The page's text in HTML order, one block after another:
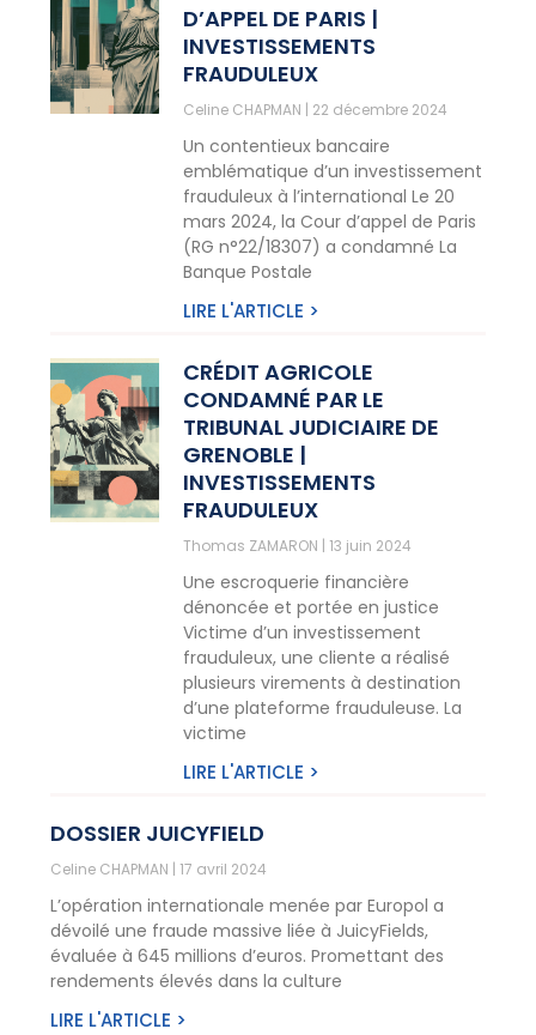
D’APPEL DE PARIS |
INVESTISSEMENTS
FRAUDULEUX
Celine CHAPMAN 22 décembre 2024
Un contentieux bancaire
emblématique d’un investissement
frauduleux à l’international Le 20
mars 2024, la Cour d’appel de Paris
(RG n°22/18307) a condamné La
Banque Postale
LIRE L'ARTICLE >
CRÉDIT AGRICOLE
CONDAMNÉ PAR LE
TRIBUNAL JUDICIAIRE DE
GRENOBLE |
INVESTISSEMENTS
FRAUDULEUX
Thomas ZAMARON 13 juin 2024
Une escroquerie financière
dénoncée et portée en justice
Victime d’un investissement
frauduleux, une cliente a réalisé
plusieurs virements à destination
d’une plateforme frauduleuse. La
victime
LIRE L'ARTICLE >
DOSSIER JUICYFIELD
Celine CHAPMAN 17 avril 2024
L’opération internationale menée par Europol a
dévoilé une fraude massive liée à JuicyFields,
évaluée à 645 millions d’euros. Promettant des
rendements élevés dans la culture
LIRE L'ARTICLE >